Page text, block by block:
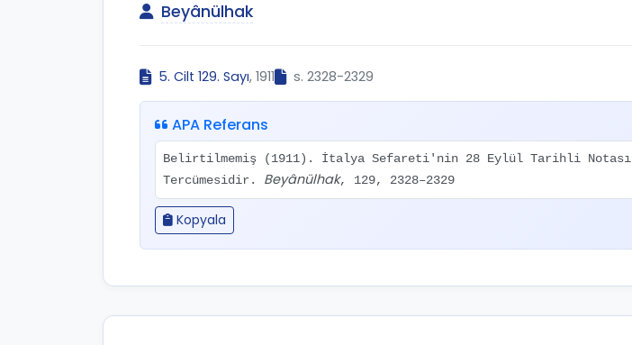
Beyânülhak
5. Cilt 129. Sayı, 1911 s. 2328-2329
APA Referans
Belirtilmemiş (1911). İtalya Sefareti'nin 28 Eylül Tarihli Notası
Tercümesidir. Beyânülhak, 129, 2328–2329
Kopyala